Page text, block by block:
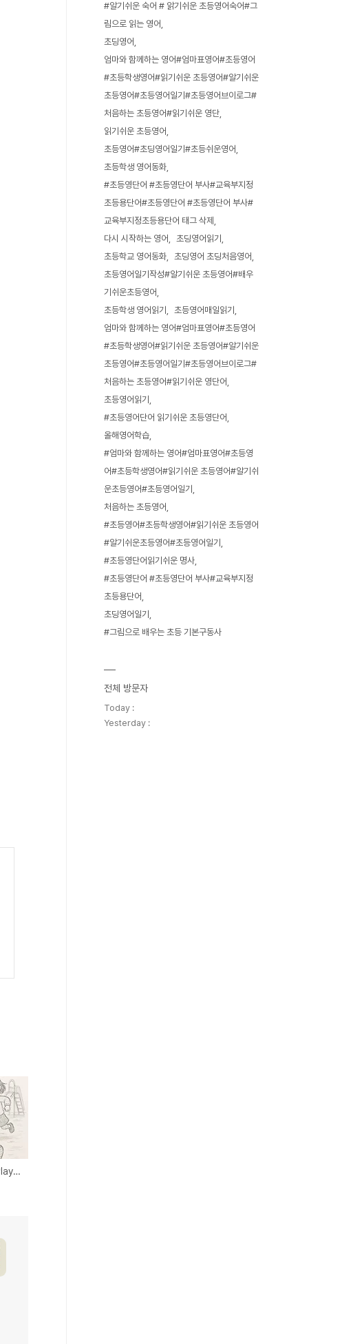
나는 노는게 너무 좋아! Playing Hide-and-Seek at Recess 100
#알기쉬운 숙어 # 앍기쉬운 초등영어숙어#그
림으로 읽는 영어
초딩영어
엄마와 함께하는 영어#엄마표영어#초등영어
#초등학생영어#읽기쉬운 초등영어#알기쉬운
초등영어#초등영어일기#초등영어브이로그#
처음하는 초등영어#읽기쉬운 영단
읽기쉬운 초등영어
초등영어#초딩영어일기#초등쉬운영어
초등학생 영어동화
#초등영단어 #초등영단어 부사#교육부지정
초등용단어#초등영단어 #초등영단어 부사#
교육부지정초등용단어 태그 삭제
다시 시작하는 영어
초딩영어읽기
초등학교 영어동화
초딩영어 초딩처음영어
초등영어일기작성#알기쉬운 초등영어#배우
기쉬운초등영어
초등학생 영어읽기
초등영어매일읽기
엄마와 함께하는 영어#엄마표영어#초등영어
#초등학생영어#읽기쉬운 초등영어#알기쉬운
초등영어#초등영어일기#초등영어브이로그#
처음하는 초등영어#읽기쉬운 영단어
초등영어읽기
#초등영어단어 읽기쉬운 초등영단어
올해영어학습
#엄마와 함께하는 영어#엄마표영어#초등영
어#초등학생영어#읽기쉬운 초등영어#알기쉬
운초등영어#초등영어일기
처음하는 초등영어
#초등영어#초등학생영어#읽기쉬운 초등영어
#알기쉬운초등영어#초등영어일기
#초등영단어읽기쉬운 명사
#초등영단어 #초등영단어 부사#교육부지정
초등용단어
초딩영어일기
#그림으로 배우는 초등 기본구동사
전체 방문자
Today :
Yesterday :